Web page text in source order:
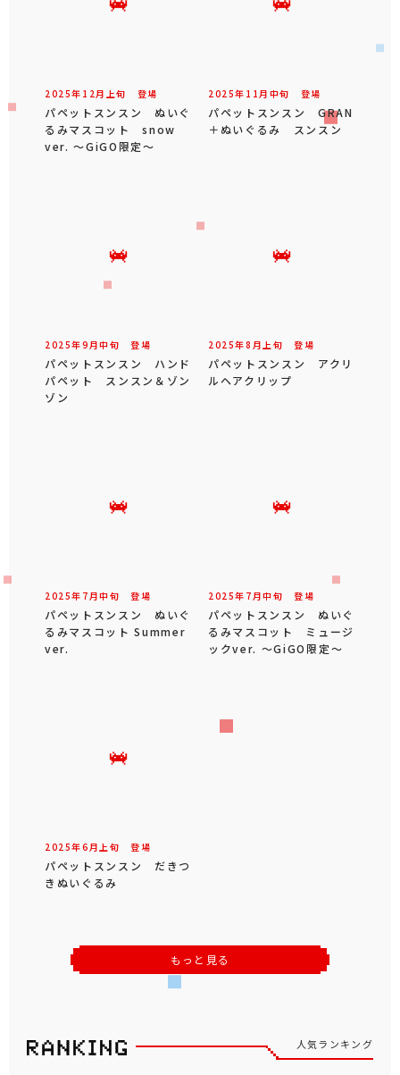
2025年 12 月 上旬 登場
パペットスンスン ぬいぐ
るみマスコット snow
ver. ～GiGO限定～
2025年 11 月 中旬 登場
パペットスンスン GRAN
＋ぬいぐるみ スンスン
2025年9 月中旬 登場
パペットスンスン ハンド
パペット スンスン＆ゾン
ゾン
2025年8 月 上旬 登場
パペットスンスン アクリ
ルヘアクリップ
2025年 7 月中旬 登場
パペットスンスン ぬいぐ
るみマスコット Summer
ver.
2025年 7 月中旬 登場
パペットスンスン ぬいぐ
るみマスコット ミュージ
ックver. ～GiGO限定～
2025年6 月 上旬 登場
パペットスンスン だきつ
きぬいぐるみ
もっと見る
人気ランキング